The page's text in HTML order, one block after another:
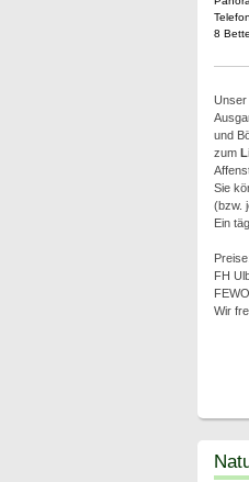
8
Unser
und
zum
Sie
(bzw.
Ein
Preise:
FH
Wir